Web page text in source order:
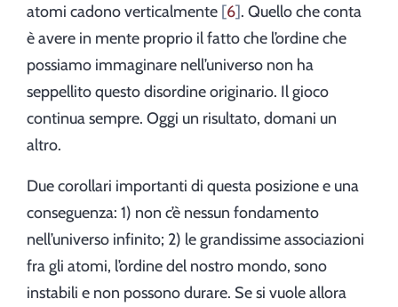
atomi cadono verticalmente 6 . Quello che conta
è avere in mente proprio il fatto che l’ordine che
possiamo immaginare nell’universo non ha
seppellito questo disordine originario. Il gioco
continua sempre. Oggi un risultato, domani un
altro.
Due corollari importanti di questa posizione e una
conseguenza: 1) non c’è nessun fondamento
nell’universo infinito; 2) le grandissime associazioni
fra gli atomi, l’ordine del nostro mondo, sono
instabili e non possono durare. Se si vuole allora